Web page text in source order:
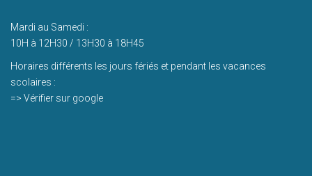
Mardi au Samedi :
10H à 12H30 / 13H30 à 18H45
Horaires différents les jours fériés et pendant les vacances
scolaires :
=> Vérifier sur google